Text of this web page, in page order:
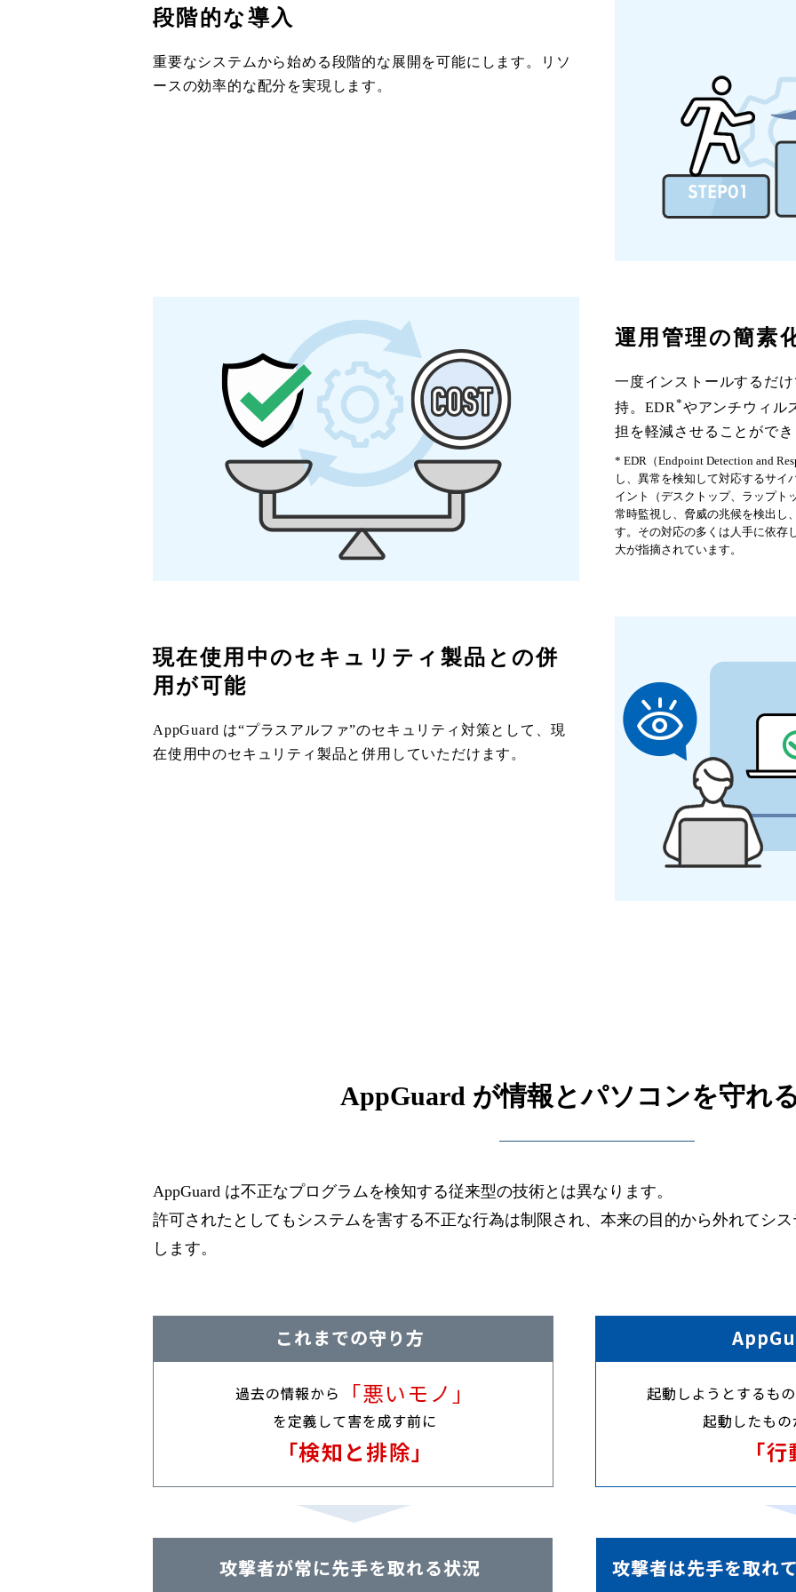
段階的な導入
重要なシステムから始める段階的な展開を可能にします。リソ
ースの効率的な配分を実現します。
運用管理の簡素
一度インストールするだ
持。EDR *やアンチウィル
担を軽減させることがで
* EDR（Endpoint Detection and
し、異常を検知して対応するサイ
イント（デスクトップ、ラップト
常時監視し、脅威の兆候を検出し
す。その対応の多くは人手に依存
大が指摘されています。
現在使用中のセキュリティ製品との併
用が可能
AppGuard は“プラスアルファ”のセキュリティ対策として、現
在使用中のセキュリティ製品と併用していただけます。
AppGuard が情報とパソコンを守れ
AppGuard は不正なプログラムを検知する従来型の技術とは異なります。
許可されたとしてもシステムを害する不正な行為は制限され、本来の目的から外れてシ
します。